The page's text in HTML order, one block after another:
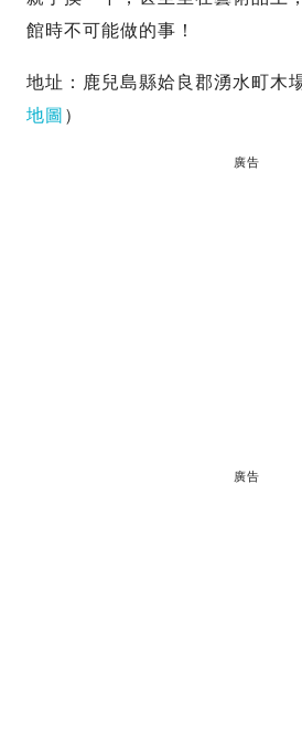
館時不可能做的事！
地址：鹿兒島縣姶良郡湧水町木
地圖 ）
廣告
廣告